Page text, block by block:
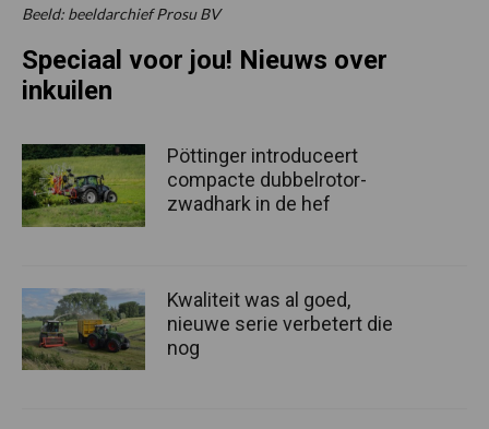
Beeld: beeldarchief Prosu BV
Speciaal voor jou! Nieuws over
inkuilen
Pöttinger introduceert
compacte dubbelrotor-
zwadhark in de hef
Kwaliteit was al goed,
nieuwe serie verbetert die
nog